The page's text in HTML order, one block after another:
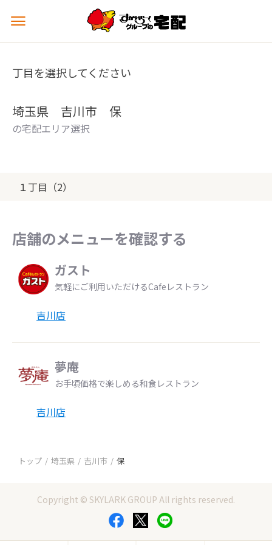
メ
ュ
を
丁目を選択してください
埼玉県 吉川市 保
の宅配エリア選択
１丁目（2）
店舗のメニューを確認する
ガスト
気軽にご利用いただけるCafeレストラン
吉川店
夢庵
お手頃価格で楽しめる和食レストラン
吉川店
トップ 埼玉県 吉川市 保
Copyright © SKYLARK GROUP All rights reserved.